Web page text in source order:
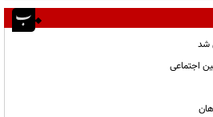
شد
اجتماعی